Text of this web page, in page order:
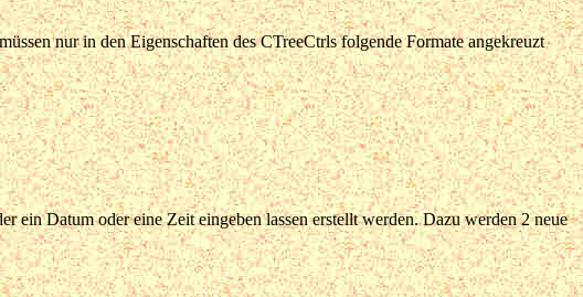
nur in den Eigenschaften des CTreeCtrls folgende Formate angekreuzt
ein Datum oder eine Zeit eingeben lassen erstellt werden. Dazu werden 2 neue